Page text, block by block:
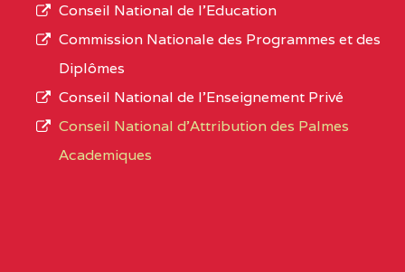
CENTRE
COLLEGE PANAFRICAIN
DE L'EXCELLENCE BP
CENTRE
COLLEGE PRIVE
L’offre
d’éducation
de
Conseil National de l’Education
Commission Nationale des Programmes et des
Diplômes
Conseil National de l’Enseignement Privé
Conseil National d'Attribution des Palmes
Academiques